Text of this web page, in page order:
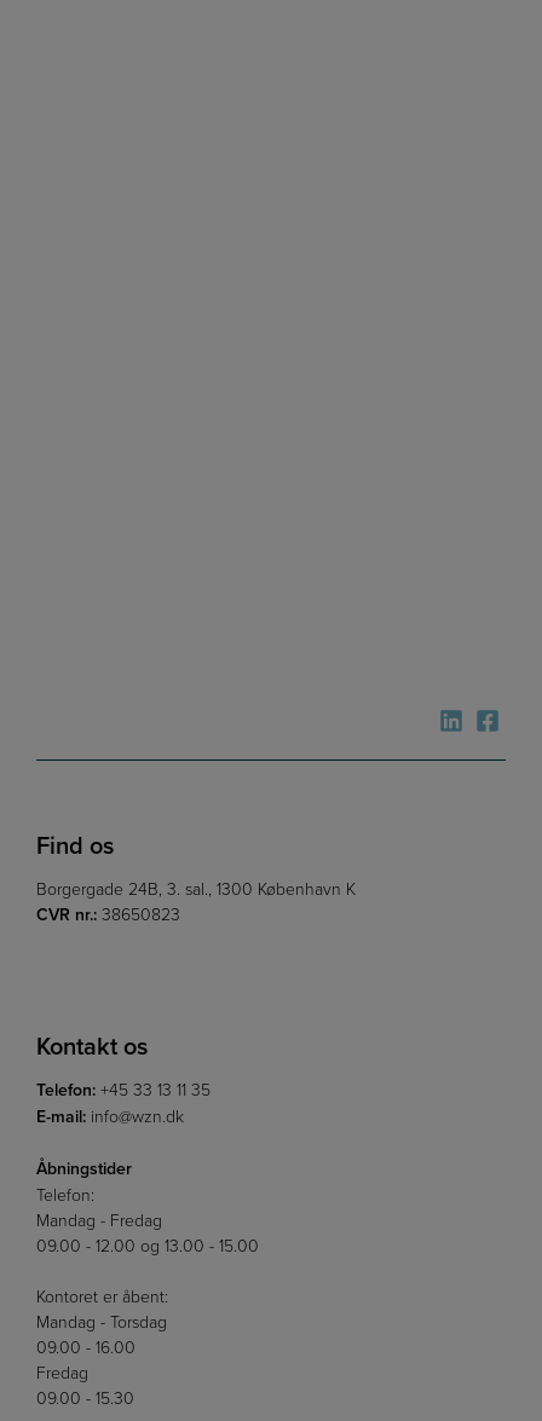
Find os
Borgergade 24B, 3. sal., 1300 København K
CVR nr.: 38650823
Kontakt os
Telefon: +45 33 13 11 35
E-mail: info@wzn.dk
Åbningstider
Telefon:
Mandag - Fredag
09.00 - 12.00 og 13.00 - 15.00
Kontoret er åbent:
Mandag - Torsdag
09.00 - 16.00
Fredag
09.00 - 15.30